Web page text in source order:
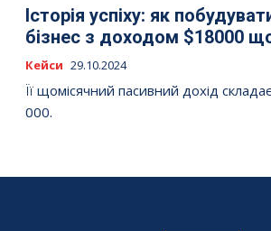
Історія успіху: як
бізнес з доходом $18000
Кейси 29.10.2024
Її щомісячний пасивний дохід
000.